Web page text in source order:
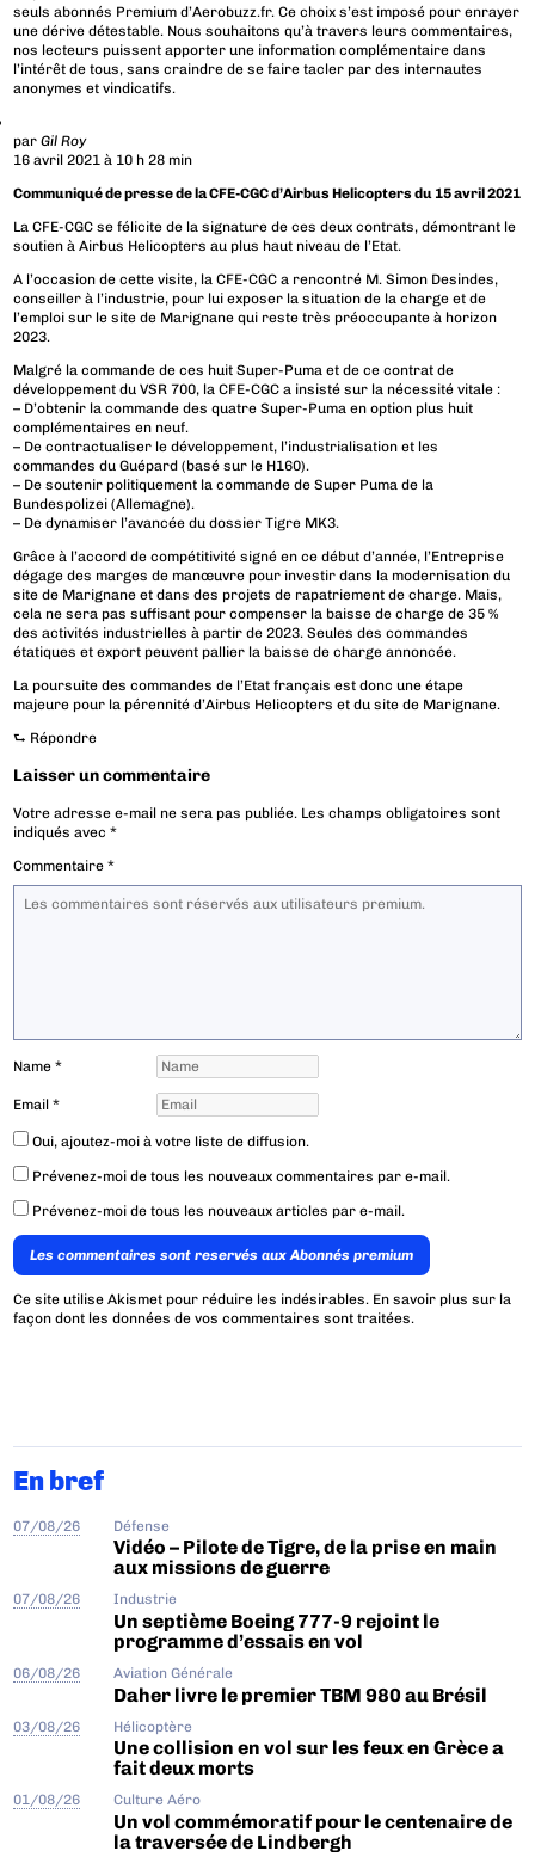
seuls abonnés Premium d’Aerobuzz.fr. Ce choix s’est imposé pour enrayer
une dérive détestable. Nous souhaitons qu’à travers leurs commentaires,
nos lecteurs puissent apporter une information complémentaire dans
l’intérêt de tous, sans craindre de se faire tacler par des internautes
anonymes et vindicatifs.
parGil Roy
16 avril 2021 à 10 h 28 min
Communiqué de presse de la CFE-CGC d’Airbus Helicopters du 15 avril 2021
La CFE-CGC se félicite de la signature de ces deux contrats, démontrant le
soutien à Airbus Helicopters au plus haut niveau de l’Etat.
A l’occasion de cette visite, la CFE-CGC a rencontré M. Simon Desindes,
conseiller à l’industrie, pour lui exposer la situation de la charge et de
l’emploi sur le site de Marignane qui reste très préoccupante à horizon
2023.
Malgré la commande de ces huit Super-Puma et de ce contrat de
développement du VSR 700, la CFE-CGC a insisté sur la nécessité vitale :
– D’obtenir la commande des quatre Super-Puma en option plus huit
complémentaires en neuf.
– De contractualiser le développement, l’industrialisation et les
commandes du Guépard (basé sur le H160).
– De soutenir politiquement la commande de Super Puma de la
Bundespolizei (Allemagne).
– De dynamiser l’avancée du dossier Tigre MK3.
Grâce à l’accord de compétitivité signé en ce début d’année, l’Entreprise
dégage des marges de manœuvre pour investir dans la modernisation du
site de Marignane et dans des projets de rapatriement de charge. Mais,
cela ne sera pas suffisant pour compenser la baisse de charge de 35 %
des activités industrielles à partir de 2023. Seules des commandes
étatiques et export peuvent pallier la baisse de charge annoncée.
La poursuite des commandes de l’Etat français est donc une étape
majeure pour la pérennité d’Airbus Helicopters et du site de Marignane.
⮑ Répondre
Laisser un commentaire
Votre adresse e-mail ne sera pas publiée. Les champs obligatoires sont
indiqués avec*
Commentaire*
Name*
Email*
Oui, ajoutez-moi à votre liste de diffusion.
Prévenez-moi de tous les nouveaux commentaires par e-mail.
Prévenez-moi de tous les nouveaux articles par e-mail.
Les commentaires sont reservés aux Abonnés premium
Ce site utilise Akismet pour réduire les indésirables. En savoir plus sur la
façon dont les données de vos commentaires sont traitées.
En bref
07/08/26 Défense
Vidéo – Pilote de Tigre, de la prise en main
aux missions de guerre
07/08/26 Industrie
Un septième Boeing 777-9 rejoint le
programme d’essais en vol
06/08/26 Aviation Générale
Daher livre le premier TBM 980 au Brésil
03/08/26 Hélicoptère
Une collision en vol sur les feux en Grèce a
fait deux morts
01/08/26 Culture Aéro
Un vol commémoratif pour le centenaire de
la traversée de Lindbergh